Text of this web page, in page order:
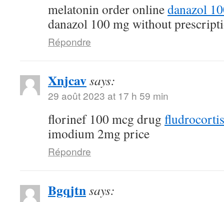
melatonin order onlinedanazol
danazol 100 mg without
Répondre
Xnjcavsays:
29 août 2023 at 17 h 59 min
florinef 100 mcg drug
imodium 2mg price
Répondre
Bgqjtnsays: